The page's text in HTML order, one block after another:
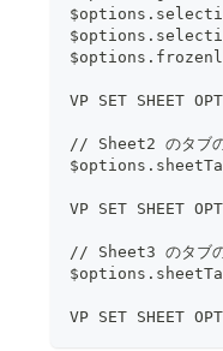
VP SET SHEET
// Sheet2 のタブの
VP SET SHEET
// Sheet3 のタブの
VP SET SHEET